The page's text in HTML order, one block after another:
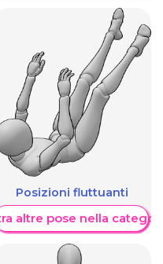
Posizioni fluttuanti
altre pose nella